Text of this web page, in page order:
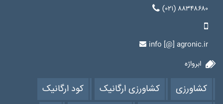
(۰۲۱) ۸۸۳۴۸۶۸۰
info [@] agronic.ir
ابرواژه
کشاورزی کشاورزی ارگانیک کود ارگانیک